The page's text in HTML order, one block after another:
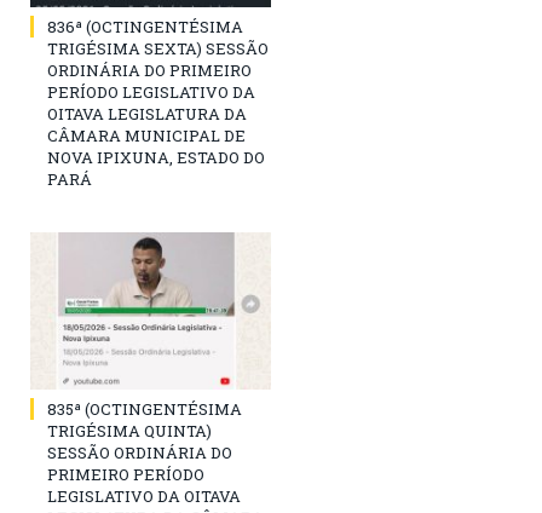
836ª (OCTINGENTÉSIMA
TRIGÉSIMA SEXTA) SESSÃO
ORDINÁRIA DO PRIMEIRO
PERÍODO LEGISLATIVO DA
OITAVA LEGISLATURA DA
CÂMARA MUNICIPAL DE
NOVA IPIXUNA, ESTADO DO
PARÁ
835ª (OCTINGENTÉSIMA
TRIGÉSIMA QUINTA)
SESSÃO ORDINÁRIA DO
PRIMEIRO PERÍODO
LEGISLATIVO DA OITAVA